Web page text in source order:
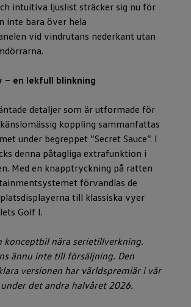
intuitiva ljuslist sträcker sig nu för
inte bara över hela
vid vindrutans nederkant utan
– en lekfull blinkning
detaljer som är utformade för
koppling sammanfattas
under begreppet ”Secret Sauce”. I
denna påtagliga extrafunktion i
Med en knapptryckning på ratten
förvandlas de
till klassiska vyer
Golf I.
konceptbil nära serietillverkning.
ännu inte till försäljning. Den
versionen har världspremiär i vår
det andra halvåret 2026.